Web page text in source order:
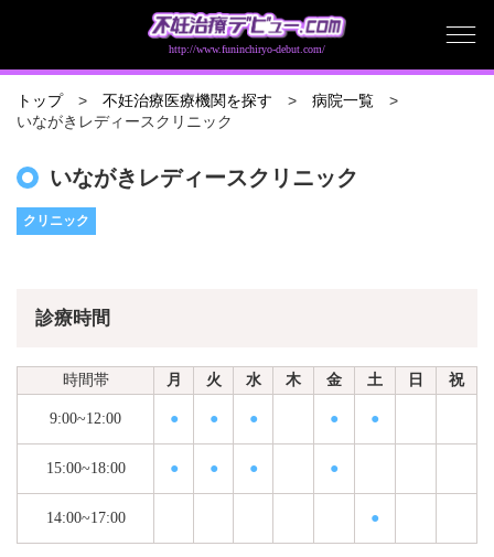
http://www.funinchiryo-debut.com/
トップ 不妊治療医療機関を探す 病院一覧
いながきレディースクリニック
いながきレディースクリニック
クリニック
診療時間
時間帯 月 火 水 木 金 土 日 祝
9:00~12:00 ● ● ● ● ●
15:00~18:00 ● ● ● ●
14:00~17:00 ●